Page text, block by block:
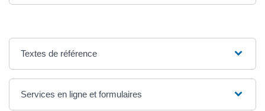
Textes de référence
Services en ligne et formulaires